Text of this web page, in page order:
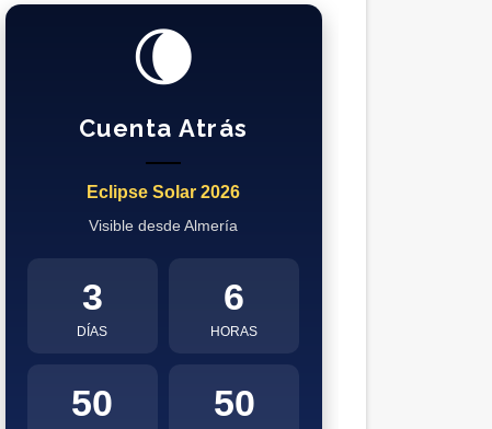
🌘
Cuenta Atrás
Eclipse Solar 2026
Visible desde Almería
3
DÍAS
6
HORAS
50 49